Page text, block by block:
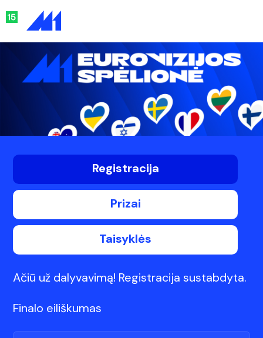
Registracija
Prizai
Taisyklės
Ačiū už dalyvavimą! Registracija sustabdyta.
Finalo eiliškumas